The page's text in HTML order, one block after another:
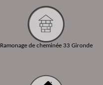
Ramonage de cheminée 33 Gironde